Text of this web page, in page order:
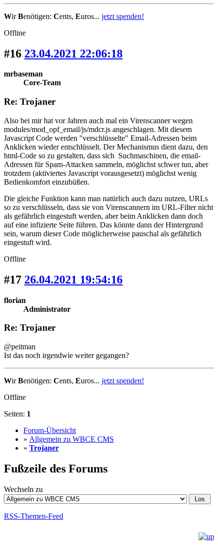
WirBenötigen: Cents, Euros... jetzt spenden!
Offline
#16 23.04.2021 22:06:18
mrbaseman
Core-Team
Re: Trojaner
Also bei mir hat vor Jahren auch mal ein Virenscanner wegen
modules/mod_opf_email/js/mdcr.js angeschlagen. Mit diesem
Javascript Code werden "verschlüsselte" Email-Adressen beim
Anklicken wieder entschlüsselt. Der Mechanismus dient dazu, den
html-Code so zu gestalten, dass sich Suchmaschinen, die email-
Adressen für Spam-Attacken sammeln, möglichst schwer tun, aber
trotzdem (aktiviertes Javascript vorausgesetzt) möglichst wenig
Bedienkomfort einzubüßen.
Die gleiche Funktion kann man natürlich auch dazu nutzen, URLs
so zu verschlüsseln, dass sie von Virenscannern im URL-Filter nicht
als gefährlich eingestuft werden, aber beim Anklicken dann doch
auf eine infizierte Seite führen. Das könnte dann der Hintergrund
sein, warum dieser Code möglicherweise pauschal als gefährlich
eingestuft wird.
Offline
#17 26.04.2021 19:54:16
florian
Administrator
Re: Trojaner
@peitman
Ist das noch irgendwie weiter gegangen?
WirBenötigen: Cents, Euros... jetzt spenden!
Offline
Seiten: 1
Forum-Übersicht
» Allgemein zu WBCE CMS
» Trojaner
Fußzeile des Forums
Wechseln zu
RSS-Themen-Feed